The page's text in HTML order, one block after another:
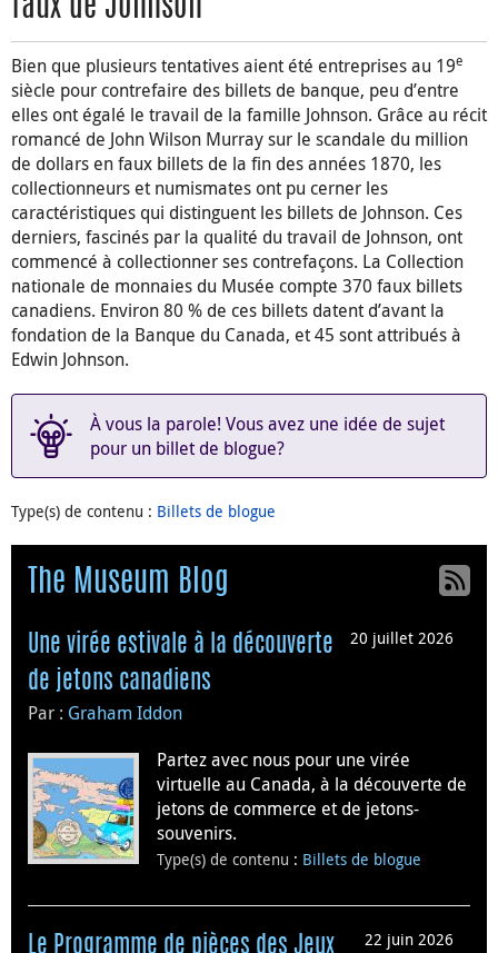
faux de Johnson
Bien que plusieurs tentatives aient été entreprises au 19e
siècle pour contrefaire des billets de banque, peu d’entre
elles ont égalé le travail de la famille Johnson. Grâce au récit
romancé de John Wilson Murray sur le scandale du million
de dollars en faux billets de la fin des années 1870, les
collectionneurs et numismates ont pu cerner les
caractéristiques qui distinguent les billets de Johnson. Ces
derniers, fascinés par la qualité du travail de Johnson, ont
commencé à collectionner ses contrefaçons. La Collection
nationale de monnaies du Musée compte 370 faux billets
canadiens. Environ 80 % de ces billets datent d’avant la
fondation de la Banque du Canada, et 45 sont attribués à
Edwin Johnson.
À vous la parole! Vous avez une idée de sujet
pour un billet de blogue?
Type(s) de contenu : Billets de blogue
The Museum Blog
20 juillet 2026
Une virée estivale à la découverte
de jetons canadiens
Par : Graham Iddon
Partez avec nous pour une virée
virtuelle au Canada, à la découverte de
jetons de commerce et de jetons-
souvenirs.
Type(s) de contenu : Billets de blogue
22 juin 2026
Le Programme de pièces des Jeux